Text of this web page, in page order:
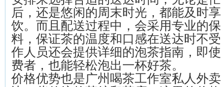
后，还是悠闲的周末时光，都能及时
饮。而且配送过程中，会采用专业的
料，保证茶的温度和口感在送达时不
作人员还会提供详细的泡茶指南，即
费者，也能轻松泡出一杯好茶。
价格优势也是广州喝茶工作室私人外